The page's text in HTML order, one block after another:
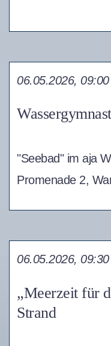
06.05.2026,
"Seebad" im aja
Promenade 2,
„Meerzeit für
Strand
06.05.2026,